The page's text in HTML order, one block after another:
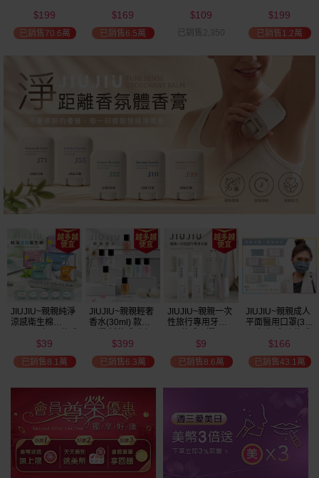
59
選 全新包裝
$199
已銷售70.6萬
$169
已銷售6.5萬
(600ml)
$109
已銷售2,350
$199
已銷售1.2萬
JIUJIU~親親純淨
涼感衛生棉
$39
已銷售8.1萬
JIUJIU~親親輕奢
香水(30ml) 款式
市/平替香水/大牌
香水/大牌平替
$399
已銷售6.3萬
JIUJIU~親親一次
性旅行專用牙刷(1
$9
已銷售8.6萬
JIUJIU~親親成人
平面醫用口罩(30
可選 MD雙鋼印
$166
已銷售43.1萬